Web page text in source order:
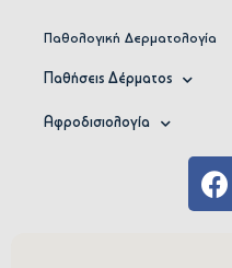
Παθολογική Δερματολογία
Παθήσεις Δέρματος
Αφροδισιολογία